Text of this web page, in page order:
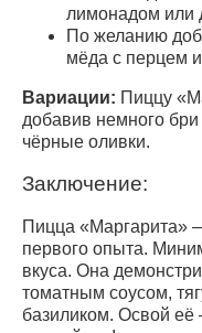
лимонадом или
По желанию
мёда с перцем
Вариации: Пиццу
добавив немного
чёрные оливки.
Заключение:
Пицца «Маргарита»
первого опыта.
вкуса. Она
томатным соусом,
базиликом. Освой